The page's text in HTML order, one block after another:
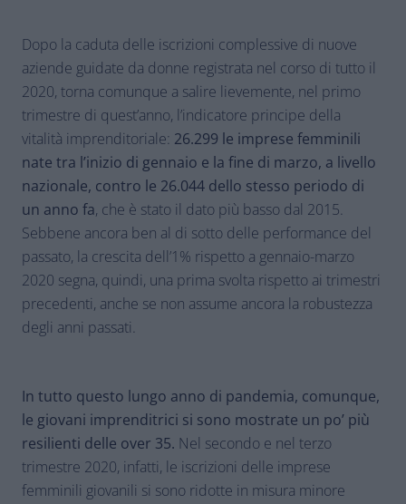
Dopo la caduta delle iscrizioni complessive di nuove
aziende guidate da donne registrata nel corso di tutto il
2020, torna comunque a salire lievemente, nel primo
trimestre di quest’anno, l’indicatore principe della
vitalità imprenditoriale: 26.299 le imprese femminili
nate tra l’inizio di gennaio e la fine di marzo, a livello
nazionale, contro le 26.044 dello stesso periodo di
un anno fa, che è stato il dato più basso dal 2015.
Sebbene ancora ben al di sotto delle performance del
passato, la crescita dell’1% rispetto a gennaio-marzo
2020 segna, quindi, una prima svolta rispetto ai trimestri
precedenti, anche se non assume ancora la robustezza
degli anni passati.
In tutto questo lungo anno di pandemia, comunque,
le giovani imprenditrici si sono mostrate un po’ più
resilienti delle over 35. Nel secondo e nel terzo
trimestre 2020, infatti, le iscrizioni delle imprese
femminili giovanili si sono ridotte in misura minore